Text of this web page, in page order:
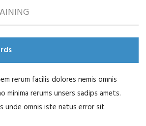
rerum facilis dolores nemis omnis
minima rerums unsers sadips amets.
unde omnis iste natus error sit